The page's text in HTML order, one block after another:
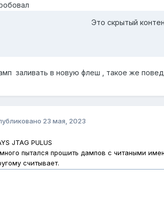
Это скрытый
заливать в новую флеш , такое же
23 мая, 2023
JTAG PULUS
пытался прошить дампов с читаными
считывает.